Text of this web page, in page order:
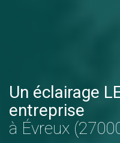
Un éclairage
entreprise
à Évreux